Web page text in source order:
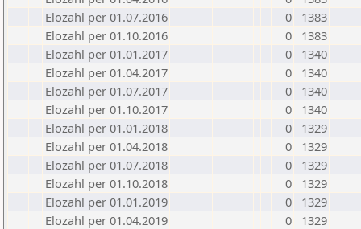
Elozahl per 01.07.2016
0
1383
Elozahl per 01.10.2016
0
1383
Elozahl per 01.01.2017
0
1340
Elozahl per 01.04.2017
0
1340
Elozahl per 01.07.2017
0
1340
Elozahl per 01.10.2017
0
1340
Elozahl per 01.01.2018
0
1329
Elozahl per 01.04.2018
0
1329
Elozahl per 01.07.2018
0
1329
Elozahl per 01.10.2018
0
1329
Elozahl per 01.01.2019
0
1329
Elozahl per 01.04.2019
0
1329